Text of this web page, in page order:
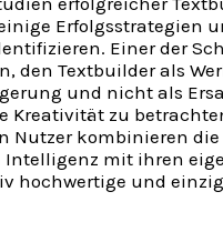
Erfolgsstrategien
Einer der
den Textbuilder als
und nicht als
Kreativität zu
Nutzer kombinieren
mit ihren
hochwertige und